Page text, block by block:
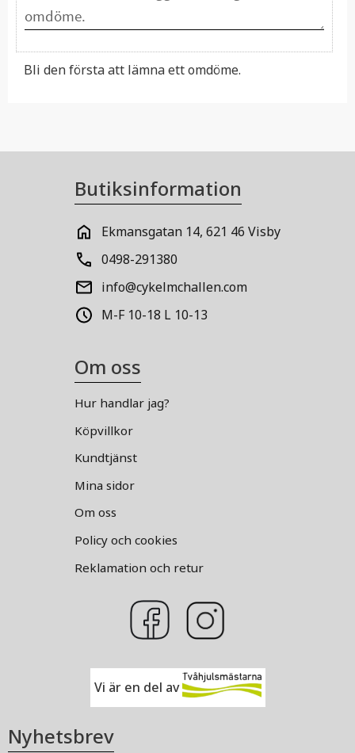
Bli den första att lämna ett omdöme.
Butiksinformation
Ekmansgatan 14, 621 46 Visby
0498-291380
info@cykelmchallen.com
M-F 10-18 L 10-13
Om oss
Hur handlar jag?
Köpvillkor
Kundtjänst
Mina sidor
Om oss
Policy och cookies
Reklamation och retur
Vi är en del av
Nyhetsbrev